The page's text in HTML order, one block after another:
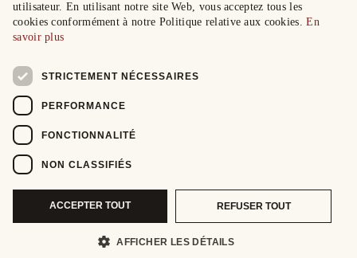
utilisateur. En utilisant notre site Web, vous acceptez tous les
cookies conformément à notre Politique relative aux cookies.En
savoir plus
STRICTEMENT NÉCESSAIRES
PERFORMANCE
FONCTIONNALITÉ
NON CLASSIFIÉS
ACCEPTER TOUT REFUSER TOUT
AFFICHER LES DÉTAILS